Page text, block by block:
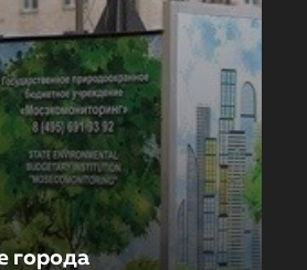
города